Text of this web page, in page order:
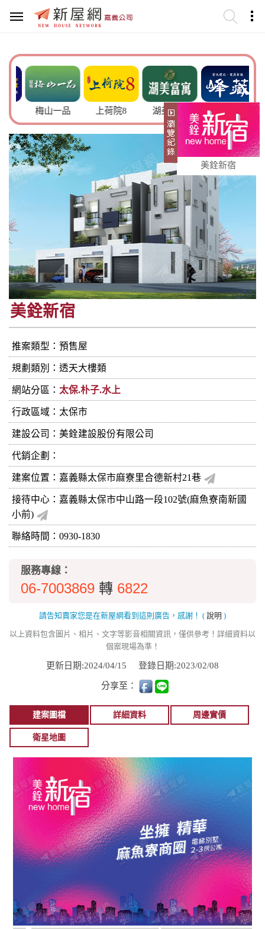
美銓新宿
梅山一品 上荷院8 湖美富寓 峰藏
美銓新宿
推案類型：預售屋
規劃類別：透天大樓類
網站分區： 太保.朴子.水上
行政區域：太保市
建設公司： 美銓建設股份有限公司
代銷企劃：
建案位置：嘉義縣太保市麻寮里合德新村21巷
接待中心：嘉義縣太保市中山路一段102號(麻魚寮南新國
小前)
聯絡時間：0930-1830
服務專線：
06-7003869 轉 6822
請告知賣家您是在新屋網看到這則廣告，感謝！ ( 說明 )
以上資料包含圖片、相片、文字等影音相關資訊，僅供參考！詳細資料以
個案現場為準！
更新日期:2024/04/15 登錄日期:2023/02/08
分享至：
建案圖檔 詳細資料 周邊實價
衛星地圖